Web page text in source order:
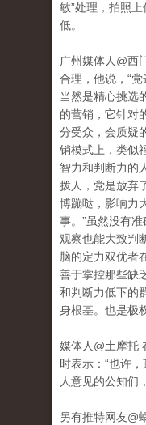
敏”处理，拍照
低。
广州媒体人@西
合理，他说，“
当然是精心挑选
的营销，它针对
分受众，会质疑
销模式上，类似
智力和判断力的
拨人，党是放弃
博蹦哒，影响力
事。”虽然没有
观察也能大致判
脑的定力双优者
善于掌控那些缺
和判断力低下的
身根基。也是极
媒体人@土摩托
时表示：“也许
人意见的公知们
另有推特网友@